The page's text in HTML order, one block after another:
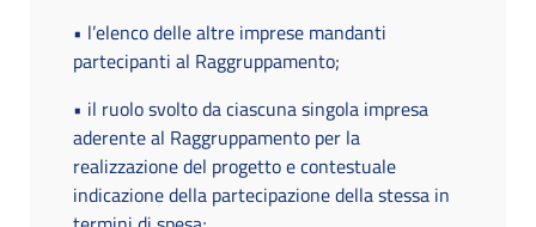
• l’elenco delle altre imprese mandanti
partecipanti al Raggruppamento;
• il ruolo svolto da ciascuna singola impresa
aderente al Raggruppamento per la
realizzazione del progetto e contestuale
indicazione della partecipazione della stessa in